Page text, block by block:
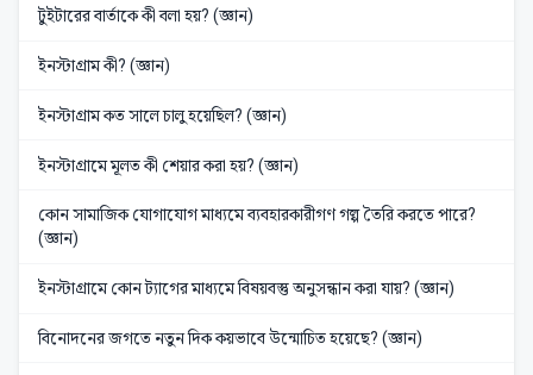
টুইটারের বার্তাকে কী বলা হয়? (জ্ঞান)
ইনস্টাগ্রাম কী? (জ্ঞান)
ইনস্টাগ্রাম কত সালে চালু হয়েছিল? (জ্ঞান)
ইনস্টাগ্রামে মূলত কী শেয়ার করা হয়? (জ্ঞান)
কোন সামাজিক যোগাযোগ মাধ্যমে ব্যবহারকারীগণ গল্প তৈরি করতে পারে?
(জ্ঞান)
ইনস্টাগ্রামে কোন ট্যাগের মাধ্যমে বিষয়বস্তু অনুসন্ধান করা যায়? (জ্ঞান)
বিনোদনের জগতে নতুন দিক কয়ভাবে উন্মোচিত হয়েছে? (জ্ঞান)